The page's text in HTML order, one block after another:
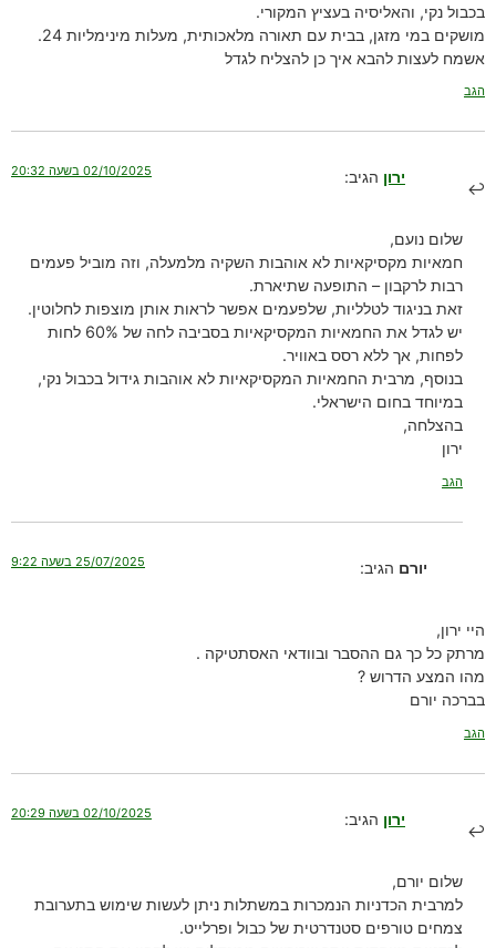
בכבול נקי, והאליסיה בעציץ המקורי.
מושקים במי מזגן, בבית עם תאורה מלאכותית, מעלות מינימליות 24.
אשמח לעצות להבא איך כן להצליח לגדל
הגב
ירון הגיב: 02/10/2025 בשעה 20:32
שלום נועם,
חמאיות מקסיקאיות לא אוהבות השקיה מלמעלה, וזה מוביל פעמים
רבות לרקבון – התופעה שתיארת.
זאת בניגוד לטלליות, שלפעמים אפשר לראות אותן מוצפות לחלוטין.
יש לגדל את החמאיות המקסיקאיות בסביבה לחה של 60% לחות
לפחות, אך ללא רסס באוויר.
בנוסף, מרבית החמאיות המקסיקאיות לא אוהבות גידול בכבול נקי,
במיוחד בחום הישראלי.
בהצלחה,
ירון
הגב
יורם הגיב: 25/07/2025 בשעה 9:22
היי ירון,
מרתק כל כך גם ההסבר ובוודאי האסתטיקה .
מהו המצע הדרוש ?
בברכה יורם
הגב
ירון הגיב: 02/10/2025 בשעה 20:29
שלום יורם,
למרבית הכדניות הנמכרות במשתלות ניתן לעשות שימוש בתערובת
צמחים טורפים סטנדרטית של כבול ופרלייט.